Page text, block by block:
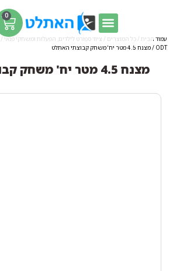
0
עמוד הבית / כל המוצרים / ציוד ספורט לילדים, הפעלות ומשחקי פנאי /
ODT / מצנח 4.5 מטר יח' משחק קבוצתי האתלט
מצנח 4.5 מטר יח' משחק קבוצתי האתלט